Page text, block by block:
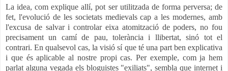
La idea, com explique allí, pot ser utilitzada de forma perversa; de
fet, l'evolució de les societats medievals cap a les modernes, amb
l'excusa de salvar i controlar eixa atomització de poders, no fou
precisament un camí de pau, tolerància i llibertat, sinó tot el
contrari. En qualsevol cas, la visió sí que té una part ben explicativa
i que és aplicable al nostre propi cas. Per exemple, com ja hem
parlat alguna vegada els bloguistes "exiliats", sembla que internet i